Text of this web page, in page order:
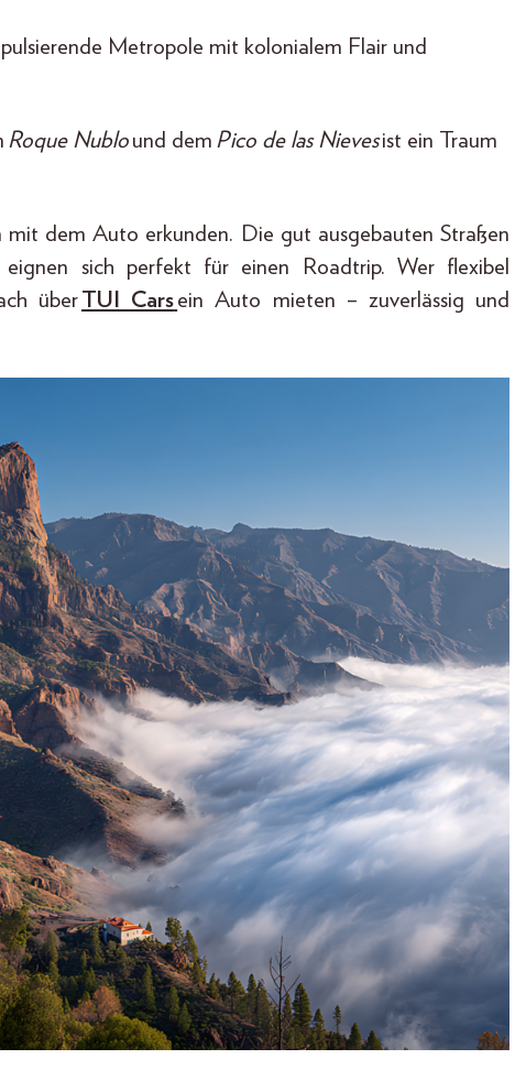
Metropole mit kolonialem Flair und
Roque Nublound dem Pico de las Nievesist ein Traum
mit dem Auto erkunden. Die gut ausgebauten Straßen
sich perfekt für einen Roadtrip. Wer flexibel
überTUI Carsein Auto mieten – zuverlässig und